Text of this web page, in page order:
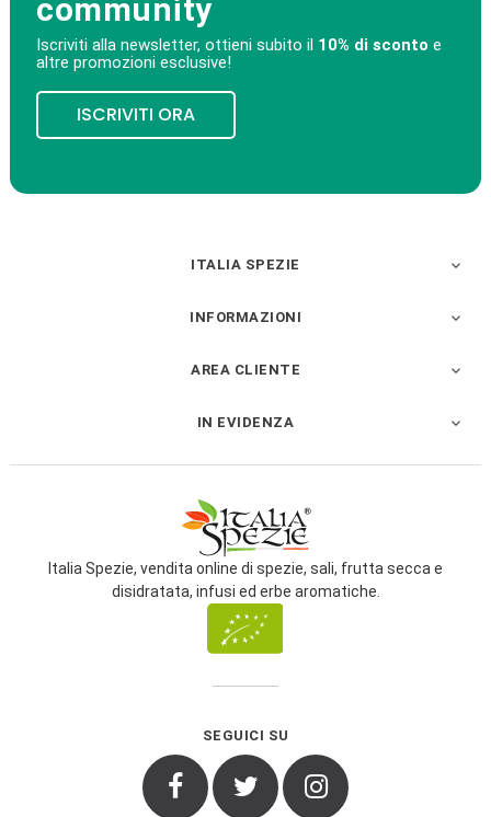
community
Iscriviti alla newsletter, ottieni subito il 10% di sconto e
altre promozioni esclusive!
ISCRIVITI ORA
ITALIA SPEZIE 
INFORMAZIONI 
AREA CLIENTE 
IN EVIDENZA 
Italia Spezie, vendita online di spezie, sali, frutta secca e
disidratata, infusi ed erbe aromatiche.
SEGUICI SU
Facebook Twitter Instagram